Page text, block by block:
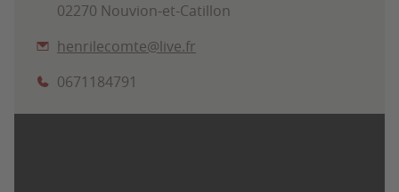
02270 Nouvion-et-Catillon
henrilecomte@live.fr
0671184791